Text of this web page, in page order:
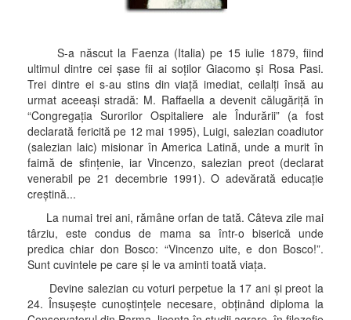
S-a născut la Faenza (Italia) pe 15 iulie 1879, fiind
ultimul dintre cei şase fii ai soţilor Giacomo şi Rosa Pasi.
Trei dintre ei s-au stins din viaţă imediat, ceilalţi însă au
urmat aceeaşi stradă: M. Raffaella a devenit călugăriţă în
“Congregaţia Surorilor Ospitaliere ale Îndurării” (a fost
declarată fericită pe 12 mai 1995), Luigi, salezian coadiutor
(salezian laic) misionar în America Latină, unde a murit în
faimă de sfinţenie, iar Vincenzo, salezian preot (declarat
venerabil pe 21 decembrie 1991). O adevărată educaţie
creştină...
La numai trei ani, rămâne orfan de tată. Câteva zile mai
târziu, este condus de mama sa într-o biserică unde
predica chiar don Bosco: “Vincenzo uite, e don Bosco!”.
Sunt cuvintele pe care şi le va aminti toată viaţa.
Devine salezian cu voturi perpetue la 17 ani şi preot la
24. Însuşeşte cunoştinţele necesare, obţinând diploma la